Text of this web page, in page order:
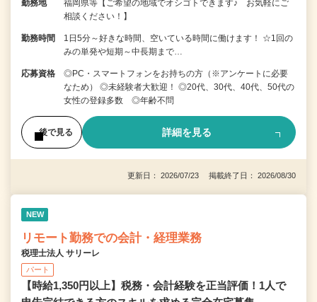
勤務地
福岡県等【ご希望の地域でオシゴトできます♪ お気軽にご
相談ください！】
勤務時間
1日5分～好きな時間、空いている時間に働けます！ ☆1回の
みの単発や短期～中長期まで…
応募資格
◎PC・スマートフォンをお持ちの方（※アンケートに必要
なため） ◎未経験者大歓迎！ ◎20代、30代、40代、50代の
女性の登録多数 ◎年齢不問
後で見る 詳細を見る
更新日： 2026/07/23 掲載終了日： 2026/08/30
NEW
リモート勤務での会計・経理業務
税理士法人 サリーレ
パート
【時給1,350円以上】税務・会計経験を正当評価！1⼈で